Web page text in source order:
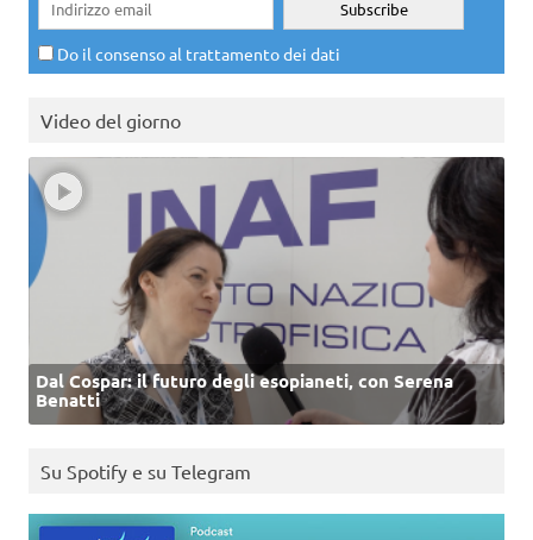
Do il consenso al trattamento dei dati
Video del giorno
Dal Cospar: il futuro degli esopianeti, con Serena
Benatti
Su Spotify e su Telegram